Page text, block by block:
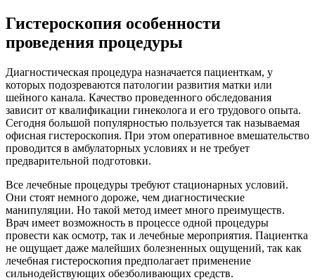
Гистероскопия особенности
проведения процедуры
Диагностическая процедура назначается пациенткам, у
которых подозреваются патологии развития матки или
шейного канала. Качество проведенного обследования
зависит от квалификации гинеколога и его трудового опыта.
Сегодня большой популярностью пользуется так называемая
офисная гистероскопия. При этом оперативное вмешательство
проводится в амбулаторных условиях и не требует
предварительной подготовки.
Все лечебные процедуры требуют стационарных условий.
Они стоят немного дороже, чем диагностические
манипуляции. Но такой метод имеет много преимуществ.
Врач имеет возможность в процессе одной процедуры
провести как осмотр, так и лечебные мероприятия. Пациентка
не ощущает даже малейших болезненных ощущений, так как
лечебная гистероскопия предполагает применение
сильнодействующих обезболивающих средств.